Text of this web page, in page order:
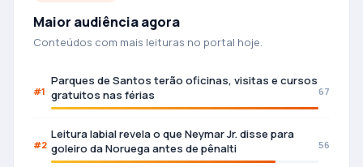
Maior audiência agora
Conteúdos com mais leituras no portal hoje.
#1
Parques de Santos terão oficinas, visitas e cursos
gratuitos nas férias
67
#2
Leitura labial revela o que Neymar Jr. disse para
goleiro da Noruega antes de pênalti
56